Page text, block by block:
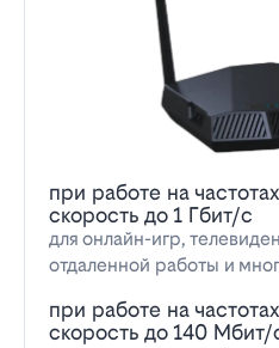
при работе на
скорость до 1 Гбит/с
для онлайн-игр,
отдаленной работы и
при работе на
скорость до 140 Мбит/